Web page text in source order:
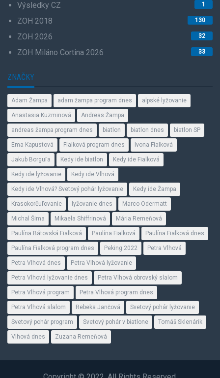
Výsledky CZ 1
ZOH 2018 130
ZOH 2026 32
ZOH Miláno Cortina 2026 33
ZNAČKY
Adam Žampa adam žampa program dnes alpské lyžovanie
Anastasia Kuzminová Andreas Žampa
andreas žampa program dnes biatlon biatlon dnes biatlon SP
Ema Kapustová Fialková program dnes Ivona Fialková
Jakub Borguľa Kedy ide biatlon Kedy ide Fialková
Kedy ide lyžovanie Kedy ide Vlhová
Kedy ide Vlhová? Svetový pohár lyžovanie Kedy ide Žampa
Krasokorčuľovanie lyžovanie dnes Marco Odermatt
Michal Šima Mikaela Shiffrinová Mária Remeňová
Paulína Bátovská Fialková Paulína Fialková Paulína Fialková dnes
Paulína Fialková program dnes Peking 2022 Petra Vlhová
Petra Vlhová dnes Petra Vlhová lyžovanie
Petra Vlhová lyžovanie dnes Petra Vlhová obrovský slalom
Petra Vlhová program Petra Vlhová program dnes
Petra Vlhová slalom Rebeka Jančová Svetový pohár lyžovanie
Svetový pohár program Svetový pohár v biatlone Tomáš Sklenárik
Vlhová dnes Zuzana Remeňová